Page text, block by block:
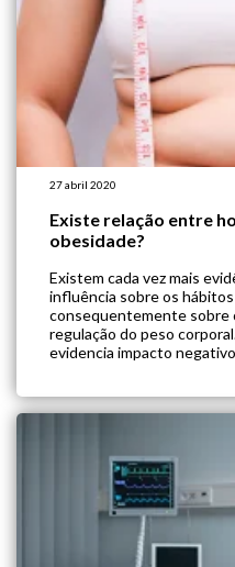
27 abril 2020
Existe relação entre
obesidade?
Existem cada vez mais
influência sobre os
consequentemente sobre
regulação do peso
evidencia impacto
ter curta […]